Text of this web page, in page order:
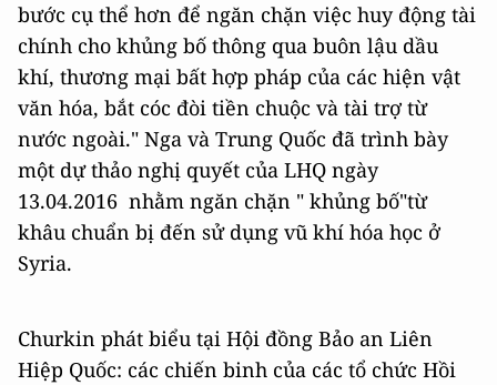
bước cụ thể hơn để ngăn chặn việc huy động tài
chính cho khủng bố thông qua buôn lậu dầu
khí, thương mại bất hợp pháp của các hiện vật
văn hóa, bắt cóc đòi tiền chuộc và tài trợ từ
nước ngoài." Nga và Trung Quốc đã trình bày
một dự thảo nghị quyết của LHQ ngày
13.04.2016 nhằm ngăn chặn " khủng bố"từ
khâu chuẩn bị đến sử dụng vũ khí hóa học ở
Syria.
Churkin phát biểu tại Hội đồng Bảo an Liên
Hiệp Quốc: các chiến binh của các tổ chức Hồi